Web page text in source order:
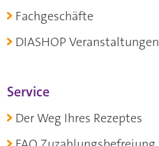
Fachgeschäfte
DIASHOP Veranstaltungen
Service
Der Weg Ihres Rezeptes